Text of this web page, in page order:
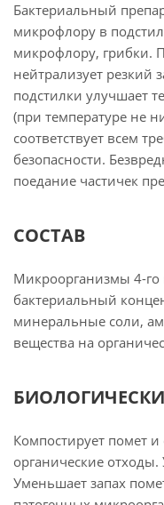
Бактериальный
микрофлору в
микрофлору, грибки.
нейтрализует резкий
подстилки улучшает
(при температуре не
соответствует всем
безопасности.
поедание частичек
СОСТАВ
Микроорганизмы 4-го
бактериальный
минеральные соли,
вещества на
Компостирует помет
органические
Уменьшает запах